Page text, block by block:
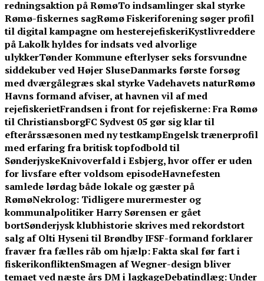
redningsaktion på RømøTo indsamlinger skal styrke
Rømø-fiskernes sagRømø Fiskeriforening søger profil
til digital kampagne om hesterejefiskeriKystlivreddere
på Lakolk hyldes for indsats ved alvorlige
ulykkerTønder Kommune efterlyser seks forsvundne
siddekuber ved Højer SluseDanmarks første forsøg
med dværgålegræs skal styrke Vadehavets naturRømø
Havns formand afviser, at havnen vil af med
rejefiskerietFrandsen i front for rejefiskerne: Fra Rømø
til ChristiansborgFC Sydvest 05 gør sig klar til
efterårssæsonen med ny testkampEngelsk trænerprofil
med erfaring fra britisk topfodbold til
SønderjyskeKnivoverfald i Esbjerg, hvor offer er uden
for livsfare efter voldsom episodeHavnefesten
samlede lørdag både lokale og gæster på
RømøNekrolog: Tidligere murermester og
kommunalpolitiker Harry Sørensen er gået
bortSønderjysk klubhistorie skrives med rekordstort
salg af Olti Hyseni til Brøndby IFSF-formand forklarer
fravær fra fælles råb om hjælp: Fakta skal før fart i
fiskerikonfliktenSmagen af Wegner-design bliver
temaet ved næste års DM i lagkageDebatindlæg: Under